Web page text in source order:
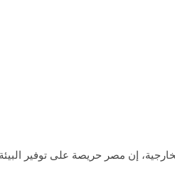
إن مصر حريصة على توفير